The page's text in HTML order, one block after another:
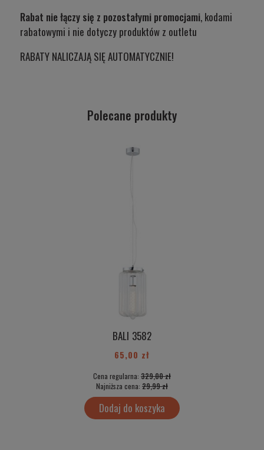
Rabat nie łączy się z pozostałymi promocjami, kodami
rabatowymi i nie dotyczy produktów z outletu
RABATY NALICZAJĄ SIĘ AUTOMATYCZNIE!
Polecane produkty
BALI 3582
65,00 zł
Cena regularna: 329,00 zł
Najniższa cena: 29,99 zł
Dodaj do koszyka